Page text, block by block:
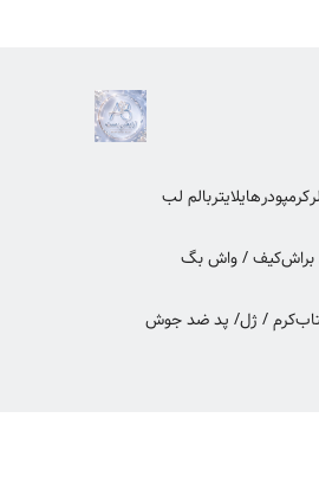
کرمپودرهایلایتربالم لب
کیف / واش بگ
کرم / ژل/ پد ضد جوش